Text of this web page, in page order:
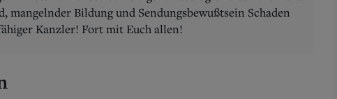
mangelnder Bildung und Sendungsbewußtsein Schaden
Kanzler! Fort mit Euch allen!